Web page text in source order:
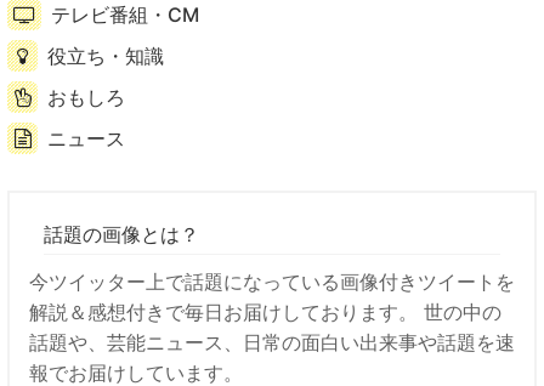
テレビ番組・CM
役立ち・知識
おもしろ
ニュース
話題の画像とは？
今ツイッター上で話題になっている画像付きツイートを
解説＆感想付きで毎日お届けしております。 世の中の
話題や、芸能ニュース、日常の面白い出来事や話題を速
報でお届けしています。